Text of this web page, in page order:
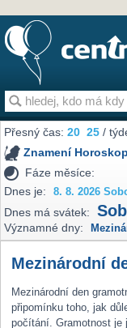
Přesný čas:20 25 /
Znamení
Fáze měsíce:
Dnes je:
8. 8. 2026
Dnes má svátek:
Významné dny:
Mezinárodní
Mezinárodní den
připomínku toho, jak
počítání. Gramotnost je